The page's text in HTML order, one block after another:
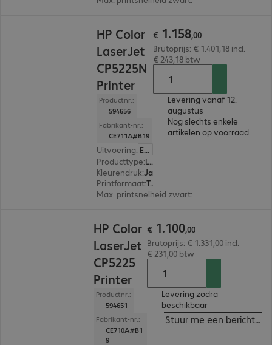
HP Color
LaserJet
CP5225N
Printer
Productnr.:
594656
Fabrikant-nr.:
CE711A#B19
Uitvoering: Europa
Producttype: Laser printer
Kleurendruk:Ja
Printformaat: Tot max. A3
Max. printsnelheid zwart:
€ 1.158,00
Brutoprijs: € 1.401,18 incl.
€ 243,18 btw
Levering vanaf 12.
augustus
Nog slechts enkele
artikelen op voorraad.
HP Color
LaserJet
CP5225
Printer
Productnr.:
594651
Fabrikant-nr.:
CE710A#B1
9
€ 1.100,00
Brutoprijs: € 1.331,00 incl.
€ 231,00 btw
Levering zodra
beschikbaar
Stuur me een bericht